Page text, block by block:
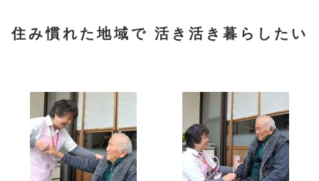
住み慣れた地域で 活き活き暮らしたい